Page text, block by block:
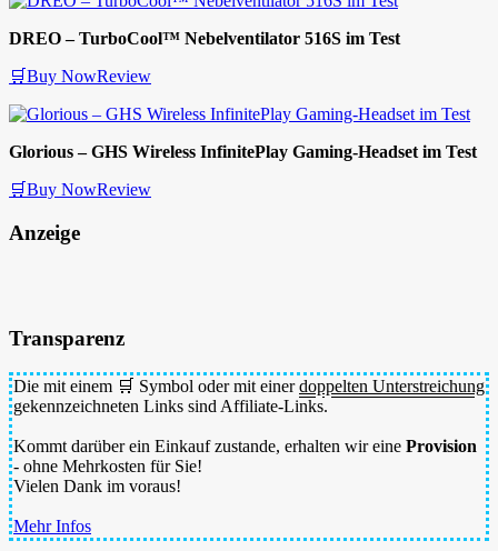
DREO – TurboCool™ Nebelventilator 516S im Test
🛒Buy NowReview
Glorious – GHS Wireless InfinitePlay Gaming-Headset im Test
🛒Buy NowReview
Anzeige
Transparenz
Die mit einem 🛒 Symbol oder mit einerdoppelten Unterstreichung
gekennzeichneten Links sind Affiliate-Links.
Kommt darüber ein Einkauf zustande, erhalten wir eine Provision
- ohne Mehrkosten für Sie!
Vielen Dank im voraus!
Mehr Infos